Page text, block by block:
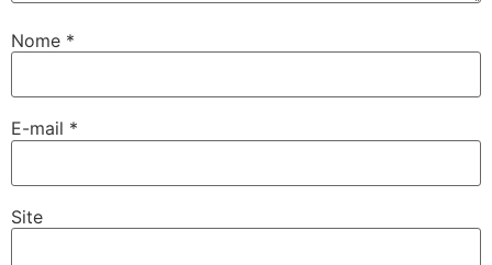
Nome *
E-mail *
Site